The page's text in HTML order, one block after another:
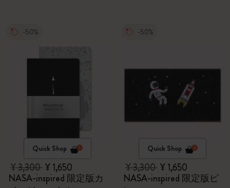
-50%
Quick Shop
¥ 3,300¥ 1,650
NASA-inspired 限定版カ
-50%
Quick Shop
¥ 3,300¥ 1,650
NASA-inspired 限定版ピ